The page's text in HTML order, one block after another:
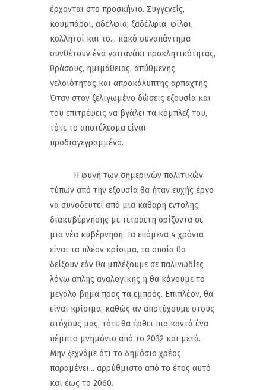
έρχονται στο προσκήνιο. Συγγενείς,
κουμπάροι, αδέλφια, ξαδέλφια, φίλοι,
κολλητοί και το... κακό συναπάντημα
συνθέτουν ένα γαϊτανάκι προκλητικότητας,
θράσους, ημιμάθειας, απύθμενης
γελοιότητας και απροκάλυπτης αρπαχτής.
Όταν στον ξελιγωμένο δώσεις εξουσία και
του επιτρέψεις να βγάλει τα κόμπλεξ του,
τότε το αποτέλεσμα είναι
προδιαγεγραμμένο.
Η φυγή των σημερινών πολιτικών
τύπων από την εξουσία θα ήταν ευχής έργο
να συνοδευτεί από μια καθαρή εντολής
διακυβέρνησης με τετραετή ορίζοντα σε
μια νέα κυβέρνηση. Τα επόμενα 4 χρόνια
είναι τα πλέον κρίσιμα, τα οποία θα
δείξουν εάν θα μπλέξουμε σε παλινωδίες
λόγω απλής αναλογικής ή θα κάνουμε το
μεγάλο βήμα προς τα εμπρός. Επιπλέον, θα
είναι κρίσιμα, καθώς αν αποτύχουμε στους
στόχους μας, τότε θα έρθει πιο κοντά ένα
πέμπτο μνημόνιο από το 2032 και μετά.
Μην ξεχνάμε ότι το δημόσιο χρέος
παραμένει... αρρύθμιστο από το έτος αυτό
και έως το 2060.